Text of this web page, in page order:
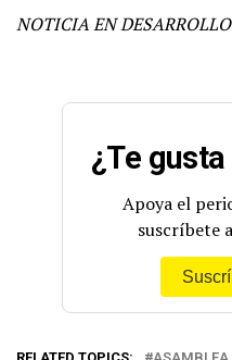
NOTICIA EN DESARROLLO
¿Te
Apoya el
suscríbete